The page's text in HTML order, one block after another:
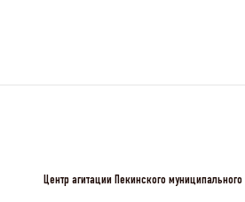
Центр агитации Пекинского